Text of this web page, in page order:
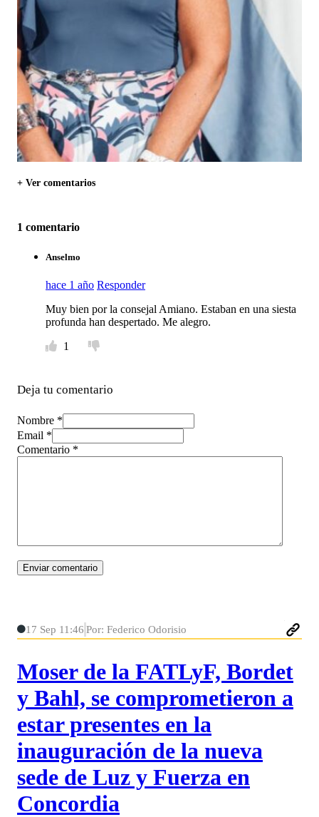
+ Ver comentarios
1 comentario
Anselmo
hace 1 año Responder
Muy bien por la consejal Amiano. Estaban en una siesta
profunda han despertado. Me alegro.
1
Deja tu comentario
Nombre *
Email *
Comentario *
17 Sep 11:46 Por: Federico Odorisio
Moser de la FATLyF, Bordet
y Bahl, se comprometieron a
estar presentes en la
inauguración de la nueva
sede de Luz y Fuerza en
Concordia